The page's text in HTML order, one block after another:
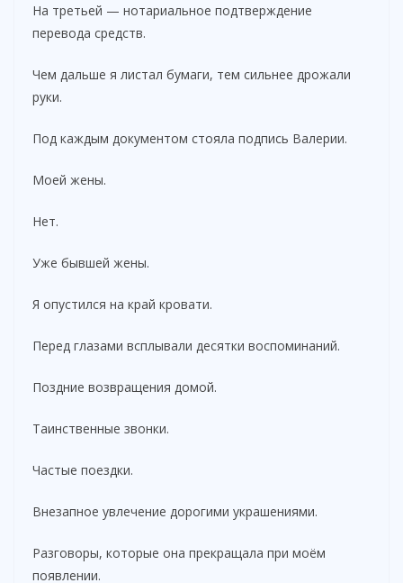
На третьей — нотариальное подтверждение
перевода средств.
Чем дальше я листал бумаги, тем сильнее дрожали
руки.
Под каждым документом стояла подпись Валерии.
Моей жены.
Нет.
Уже бывшей жены.
Я опустился на край кровати.
Перед глазами всплывали десятки воспоминаний.
Поздние возвращения домой.
Таинственные звонки.
Частые поездки.
Внезапное увлечение дорогими украшениями.
Разговоры, которые она прекращала при моём
появлении.